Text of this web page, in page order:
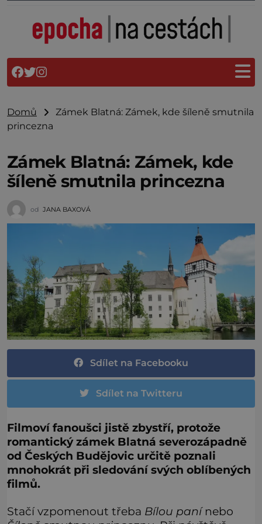
Domů
Zámek Blatná: Zámek, kde šíleně smutnila
princezna
Zámek Blatná: Zámek, kde
šíleně smutnila princezna
od JANA BAXOVÁ
Sdílet na Facebooku
Sdílet na Twitteru
Filmoví fanoušci jistě zbystří, protože
romantický zámek Blatná severozápadně
od Českých Budějovic určitě poznali
mnohokrát při sledování svých oblíbených
filmů.
Stačí vzpomenout třeba Bílou panínebo